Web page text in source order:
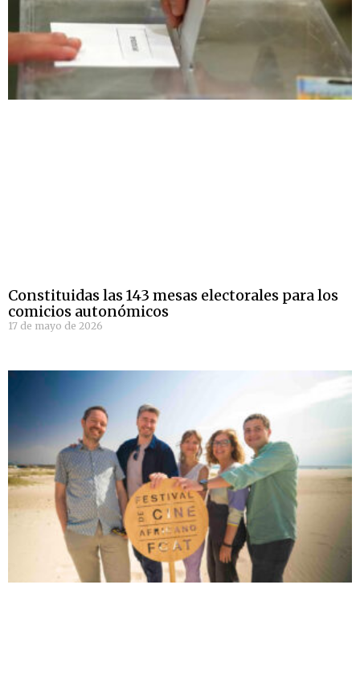
Constituidas las 143 mesas electorales para los
comicios autonómicos
17 de mayo de 2026